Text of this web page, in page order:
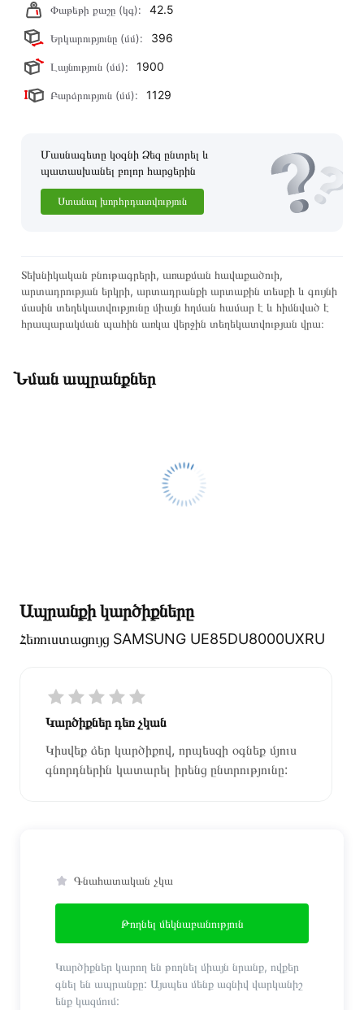
Փաթեթի քաշը (կգ): 42.5
Երկարությունը (մմ): 396
Լայնություն (մմ): 1900
Բարձրություն (մմ): 1129
Մասնագետը կօգնի Ձեզ ընտրել և
պատասխանել բոլոր հարցերին
Ստանալ խորհրդատվություն
Տեխնիկական բնութագրերի, առաքման հավաքածուի,
արտադրության երկրի, արտադրանքի արտաքին տեսքի և գույնի
մասին տեղեկատվությունը միայն հղման համար է և հիմնված է
հրապարակման պահին առկա վերջին տեղեկատվության վրա։
Նման ապրանքներ
Ապրանքի կարծիքները
Հեռուստացույց SAMSUNG UE85DU8000UXRU
Կարծիքներ դեռ չկան
Կիսվեք ձեր կարծիքով, որպեսզի օգնեք մյուս
գնորդներին կատարել իրենց ընտրությունը:
Գնահատական չկա
Թողնել մեկնաբանություն
Կարծիքներ կարող են թողնել միայն նրանք, ովքեր
գնել են ապրանքը: Այսպես մենք ազնիվ վարկանիշ
ենք կազմում: